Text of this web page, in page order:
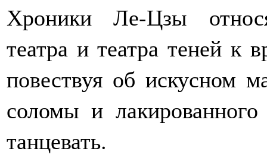
Хроники Ле-Цзы
театра и театра теней к
повествуя об искусном
соломы и
танцевать.